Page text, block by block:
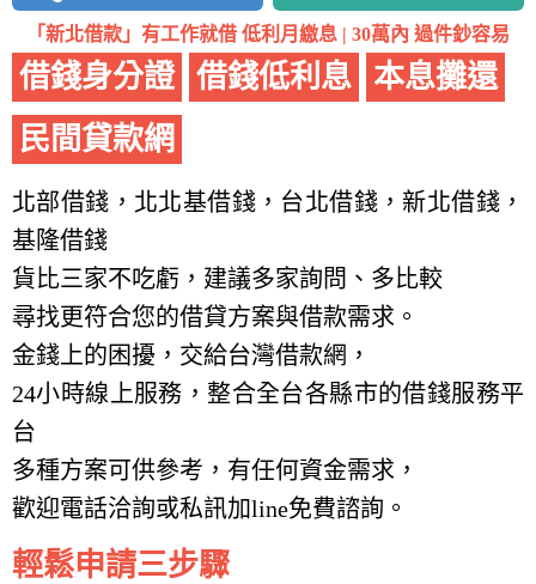
「新北借款」有工作就借 低利月繳息 | 30萬內 過件鈔容易
借錢身分證 借錢低利息
本息攤還
民間貸款網
北部借錢，北北基借錢，台北借錢，新北借錢，
基隆借錢
貨比三家不吃虧，建議多家詢問、多比較
尋找更符合您的借貸方案與借款需求。
金錢上的困擾，交給台灣借款網，
24小時線上服務，整合全台各縣市的借錢服務平
台
多種方案可供參考，有任何資金需求，
歡迎電話洽詢或私訊加line免費諮詢。
輕鬆申請三步驟